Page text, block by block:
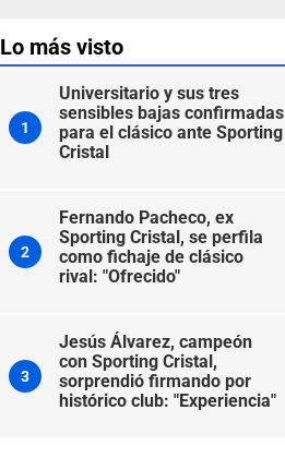
Lo más visto
1
Universitario y sus tres
sensibles bajas confirmadas
para el clásico ante Sporting
Cristal
2
Fernando Pacheco, ex
Sporting Cristal, se perfila
como fichaje de clásico
rival: "Ofrecido"
3
Jesús Álvarez, campeón
con Sporting Cristal,
sorprendió firmando por
histórico club: "Experiencia"